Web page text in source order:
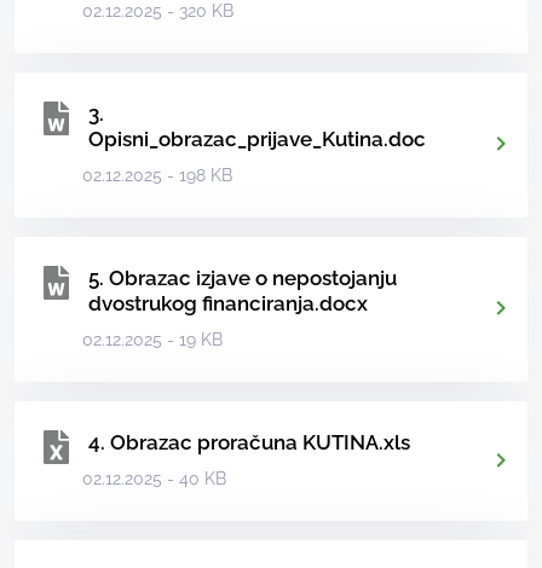
02.12.2025 - 320 KB
3.
Opisni_obrazac_prijave_Kutina.doc
02.12.2025 - 198 KB
5. Obrazac izjave o nepostojanju
dvostrukog financiranja.docx
02.12.2025 - 19 KB
4. Obrazac proračuna KUTINA.xls
02.12.2025 - 40 KB